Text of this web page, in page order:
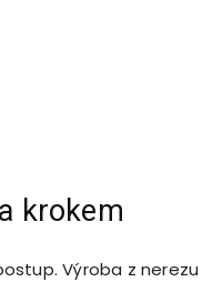
krokem
Výroba z nerezu